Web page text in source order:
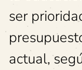
ser
actual,